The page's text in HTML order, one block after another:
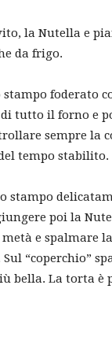
la Nutella e
da frigo.
foderato
di tutto il forno e
sempre la
tempo stabilito.
stampo
poi la
e spalmare
“coperchio”
bella. La torta è